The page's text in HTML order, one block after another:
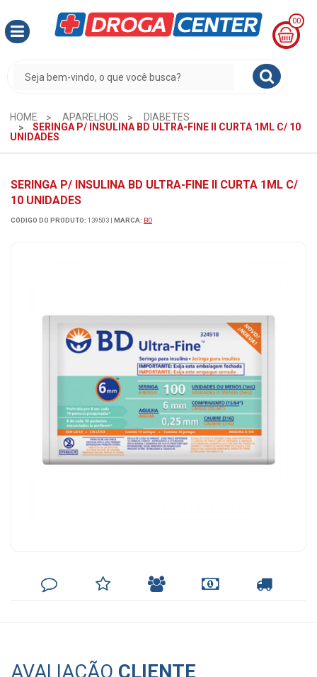
00
CESTA
R$
0,00
HOME APARELHOS
DIABETES
SERINGA P/ INSULINA BD ULTRA-FINE II CURTA 1ML C/ 10
UNIDADES
SERINGA P/ INSULINA BD ULTRA-FINE II CURTA 1ML C/
10 UNIDADES
CÓDIGO DO PRODUTO: 139503 | MARCA: BD
DEIXE
COMENTÁRIO
MINHA
LISTA
INDIQUE
FORMAS
CALCULAR
FRETE
AVALIAÇÃO CLIENTE